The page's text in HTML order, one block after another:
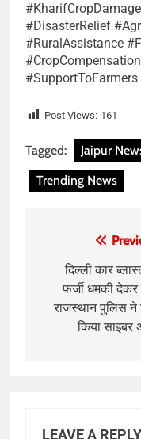
#DisasterRelief
#RuralAssistance
#SupportToFarmers
Post Views: 161
Tagged: Jaipur
Trending News
navigation
दिल्ली कार
फर्जी धमकी देकर
राजस्थान पुलिस ने
किया साइबर
LEAVE A REPLY